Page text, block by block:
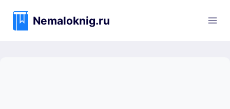
содержимому
Nemaloknig.ru